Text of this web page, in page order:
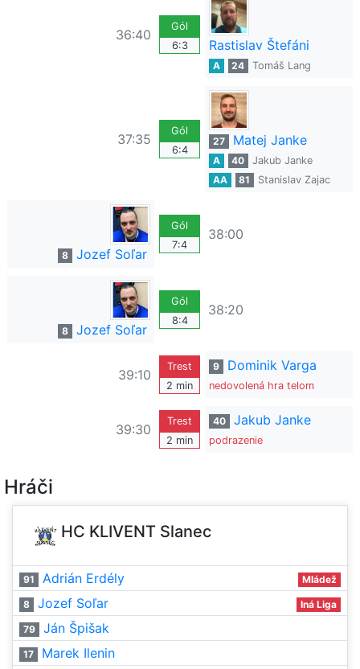
36:40
Gól
6:3
Rastislav Štefáni
A 24 Tomáš Lang
37:35
Gól
6:4
27 Matej Janke
A 40
Jakub Janke
AA
81 Stanislav Zajac
8 Jozef Soľar
Gól
7:4
38:00
8 Jozef Soľar
Gól
8:4
38:20
39:10
Trest
2 min
9 Dominik Varga
nedovolená hra telom
39:30
Trest
2 min
40 Jakub Janke
podrazenie
Hráči
HC KLIVENT Slanec
91 Adrián Erdély Mládež
8 Jozef Soľar Iná Liga
79 Ján Špišak
17 Marek Ilenin